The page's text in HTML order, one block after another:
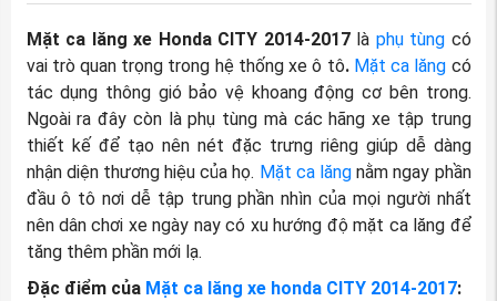
Mặt ca lăng xe Honda CITY 2014-2017 là phụ tùng có
vai trò quan trọng trong hệ thống xe ô tô. Mặt ca lăng có
tác dụng thông gió bảo vệ khoang động cơ bên trong.
Ngoài ra đây còn là phụ tùng mà các hãng xe tập trung
thiết kế để tạo nên nét đặc trưng riêng giúp dễ dàng
nhận diện thương hiệu của họ. Mặt ca lăngnằm ngay phần
đầu ô tô nơi dễ tập trung phần nhìn của mọi người nhất
nên dân chơi xe ngày nay có xu hướng độ mặt ca lăng để
tăng thêm phần mới lạ.
Đặc điểm của Mặt ca lăng xe honda CITY 2014-2017: